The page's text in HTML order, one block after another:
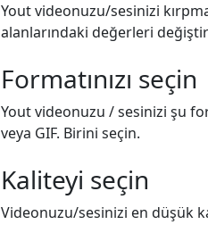
Yout videonuzu/sesinizi
alanlarındaki değerleri
Formatınızı seçin
Yout videonuzu / sesinizi şu
veya GIF. Birini seçin.
Kaliteyi seçin
Videonuzu/sesinizi en düşük